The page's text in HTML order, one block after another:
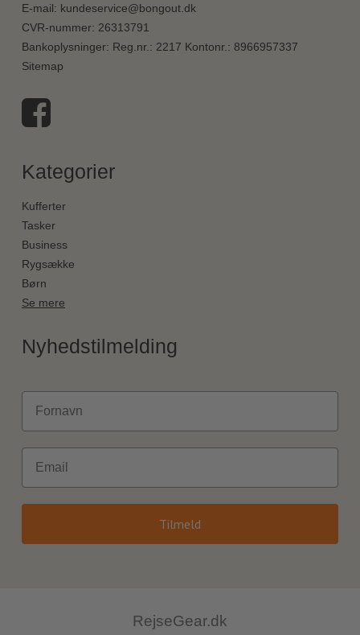
E-mail: kundeservice@bongout.dk
CVR-nummer: 26313791
Bankoplysninger: Reg.nr.: 2217 Kontonr.: 8966957337
Sitemap
Kategorier
Kufferter
Tasker
Business
Rygsække
Børn
Se mere
Nyhedstilmelding
Fornavn
Email
Tilmeld
RejseGear.dk